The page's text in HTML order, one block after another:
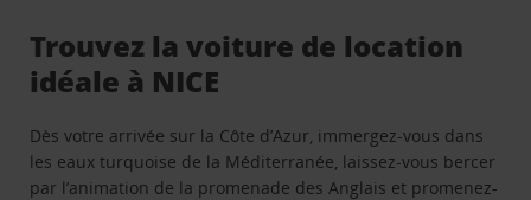
Trouvez la voiture de location
idéale à NICE
Dès votre arrivée sur la Côte d’Azur, immergez-vous dans
les eaux turquoise de la Méditerranée, laissez-vous bercer
par l’animation de la promenade des Anglais et promenez-